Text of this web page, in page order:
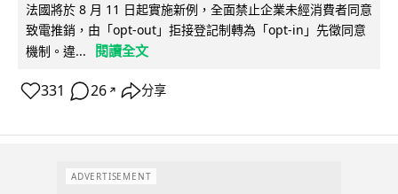
法國將於 8 月 11 日起實施新例，全面禁止企業未經消費者同意
致電推銷，由「opt-out」拒接登記制轉為「opt-in」先徵同意
機制。違...
閱讀全文
331 26 ↗ 分享
ADVERTISEMENT